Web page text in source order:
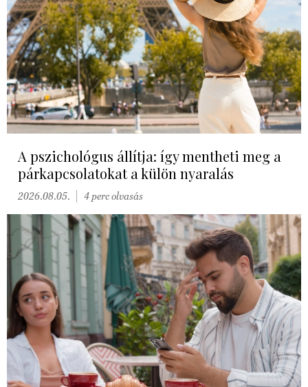
A pszichológus állítja: így mentheti meg a
párkapcsolatokat a külön nyaralás
2026.08.05. 4 perc olvasás